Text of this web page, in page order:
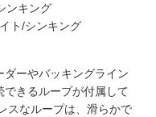
ンキング
ト/シンキング
ダーやバッキングライン
できるループが付属して
スなループは、滑らかで